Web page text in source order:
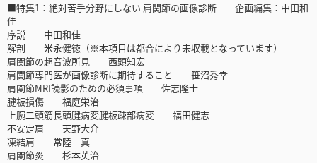
■特集1：絶対苦手分野にしない 肩関節の画像診断 企画編集：中田和
佳
序説 中田和佳
解剖 米永健徳（※本項目は都合により未収載となっています）
肩関節の超音波所見 西頭知宏
肩関節専門医が画像診断に期待すること 笹沼秀幸
肩関節MRI読影のための必須事項 佐志隆士
腱板損傷 福庭栄治
上腕二頭筋長頭腱病変腱板疎部病変 福田健志
不安定肩 天野大介
凍結肩 常陸 真
肩関節炎 杉本英治